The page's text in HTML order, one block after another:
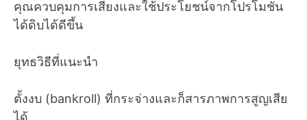
คุณควบคุมการเสี่ยงและใช้ประโยชน์จากโปรโมชั่น
ได้ดิบได้ดีขึ้น
ยุทธวิธีที่แนะนำ
ตั้งงบ (bankroll) ที่กระจ่างและก็สารภาพการสูญเสีย
ได้